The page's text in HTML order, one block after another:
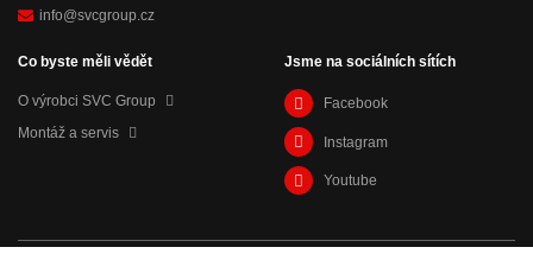
info@svcgroup.cz
Co byste měli vědět
O výrobci SVC Group
Montáž a servis
Jsme na sociálních sítích
Facebook
Instagram
Youtube